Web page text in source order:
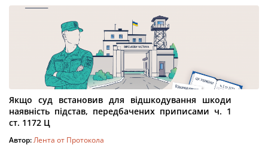
Якщо суд встановив для відшкодування шкоди
наявність підстав, передбачених приписами ч. 1
ст. 1172 Ц
Автор:Лента от Протокола